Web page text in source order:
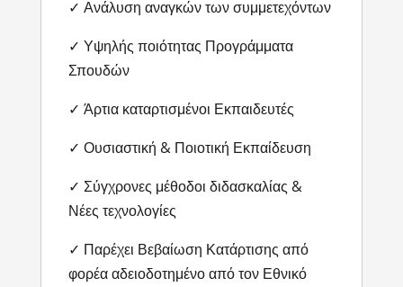
✓ Ανάλυση αναγκών των συμμετεχόντων
✓ Υψηλής ποιότητας Προγράμματα
Σπουδών
✓ Άρτια καταρτισμένοι Εκπαιδευτές
✓ Ουσιαστική & Ποιοτική Εκπαίδευση
✓ Σύγχρονες μέθοδοι διδασκαλίας &
Νέες τεχνολογίες
✓ Παρέχει Βεβαίωση Κατάρτισης από
φορέα αδειοδοτημένο από τον Εθνικό